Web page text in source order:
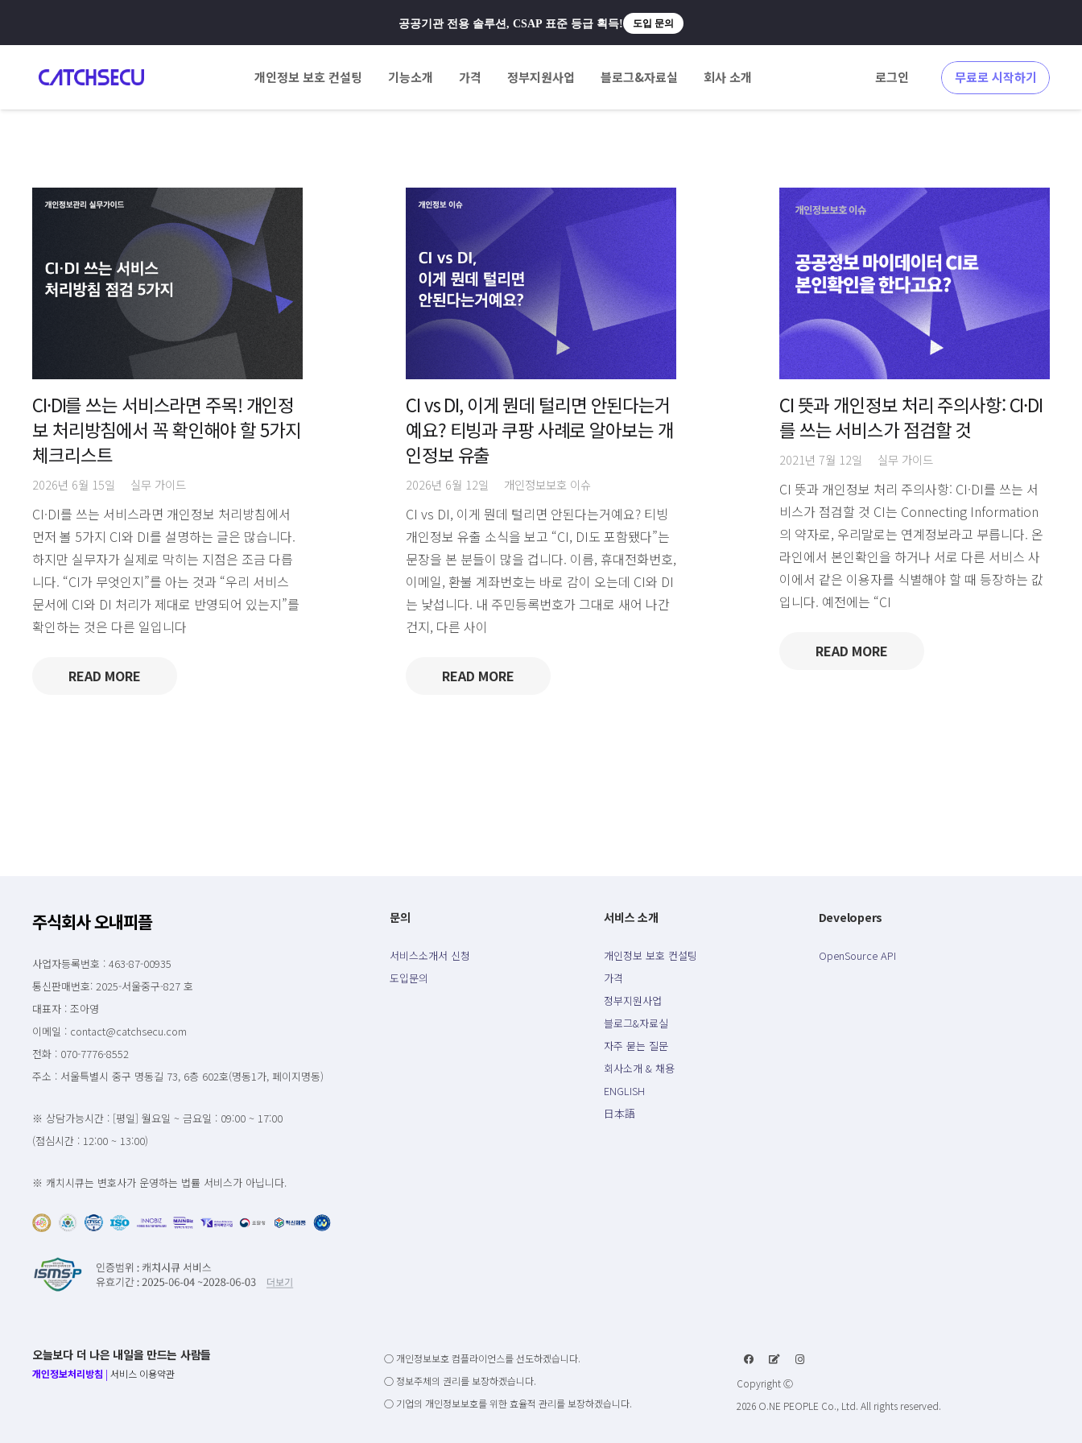
공공기관 전용 솔루션, CSAP 표준 등급 획득! 도입 문의
개인정보 보호 컨설팅 기능소개 가격 정부지원사업 블로그&자료실 회사 소개 로그인 무료로 시작하기
CI·DI를 쓰는 서비스라면 주목! 개인정
보 처리방침에서 꼭 확인해야 할 5가지
체크리스트
2026년 6월 15일 실무 가이드
CI·DI를 쓰는 서비스라면 개인정보 처리방침에서
먼저 볼 5가지 CI와 DI를 설명하는 글은 많습니다.
하지만 실무자가 실제로 막히는 지점은 조금 다릅
니다. “CI가 무엇인지”를 아는 것과 “우리 서비스
문서에 CI와 DI 처리가 제대로 반영되어 있는지”를
확인하는 것은 다른 일입니다
READ MORE
CI vs DI, 이게 뭔데 털리면 안된다는거
예요? 티빙과 쿠팡 사례로 알아보는 개
인정보 유출
2026년 6월 12일 개인정보보호 이슈
CI vs DI, 이게 뭔데 털리면 안된다는거예요? 티빙
개인정보 유출 소식을 보고 “CI, DI도 포함됐다”는
문장을 본 분들이 많을 겁니다. 이름, 휴대전화번호,
이메일, 환불 계좌번호는 바로 감이 오는데 CI와 DI
는 낯섭니다. 내 주민등록번호가 그대로 새어 나간
건지, 다른 사이
READ MORE
CI 뜻과 개인정보 처리 주의사항: CI·DI
를 쓰는 서비스가 점검할 것
2021년 7월 12일 실무 가이드
CI 뜻과 개인정보 처리 주의사항: CI·DI를 쓰는 서
비스가 점검할 것 CI는 Connecting Information
의 약자로, 우리말로는 연계정보라고 부릅니다. 온
라인에서 본인확인을 하거나 서로 다른 서비스 사
이에서 같은 이용자를 식별해야 할 때 등장하는 값
입니다. 예전에는 “CI
READ MORE
주식회사 오내피플
사업자등록번호 : 463-87-00935
통신판매번호: 2025-서울중구-827 호
대표자 : 조아영
이메일 : contact@catchsecu.com
전화 : 070-7776-8552
주소 : 서울특별시 중구 명동길 73, 6층 602호(명동1가, 페이지명동)
※ 상담가능시간 : [평일] 월요일 ~ 금요일 : 09:00 ~ 17:00
(점심시간 : 12:00 ~ 13:00)
※ 캐치시큐는 변호사가 운영하는 법률 서비스가 아닙니다.
문의
서비스소개서 신청
도입문의
서비스 소개
개인정보 보호 컨설팅
가격
정부지원사업
블로그&자료실
자주 묻는 질문
회사소개 & 채용
ENGLISH
日本語
Developers
OpenSource API
오늘보다 더 나은 내일을 만드는 사람들
개인정보처리방침 | 서비스 이용약관
○ 개인정보보호 컴플라이언스를 선도하겠습니다.
○ 정보주체의 권리를 보장하겠습니다.
○ 기업의 개인정보보호를 위한 효율적 관리를 보장하겠습니다.
Copyright Ⓒ
2026 O.NE PEOPLE Co., Ltd. All rights reserved.